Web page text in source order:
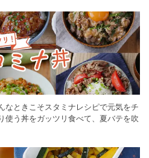
なときこそスタミナレシピで元気をチ
使う丼をガッツリ食べて、夏バテを吹